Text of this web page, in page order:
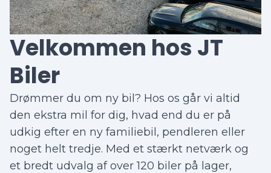
Velkommen hos JT
Biler
Drømmer du om ny bil? Hos os går vi altid
den ekstra mil for dig, hvad end du er på
udkig efter en ny familiebil, pendleren eller
noget helt tredje. Med et stærkt netværk og
et bredt udvalg af over 120 biler på lager,